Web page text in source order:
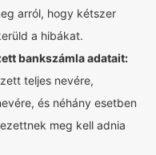
arról, hogy kétszer
a hibákat.
bankszámla adatait:
teljes nevére,
és néhány esetben
meg kell adnia